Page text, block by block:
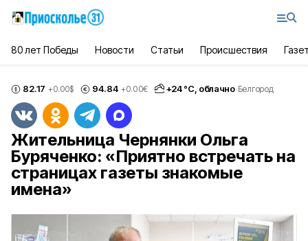
80 лет Победы Новости Статьи Происшествия
82.17 +0.00$ 94.84 +0.00€ +24°С, облачно Белгород
Жительница Чернянки Ольга
Буряченко: «Приятно встречать на
страницах газеты знакомые
имена»